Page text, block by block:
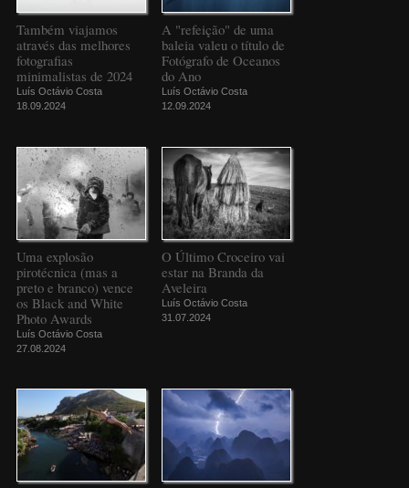
Também viajamos
através das melhores
fotografias
minimalistas de 2024
Luís Octávio Costa
18.09.2024
A "refeição" de uma
baleia valeu o título de
Fotógrafo de Oceanos
do Ano
Luís Octávio Costa
12.09.2024
Uma explosão
pirotécnica (mas a
preto e branco) vence
os Black and White
Photo Awards
Luís Octávio Costa
27.08.2024
O Último Croceiro vai
estar na Branda da
Aveleira
Luís Octávio Costa
31.07.2024